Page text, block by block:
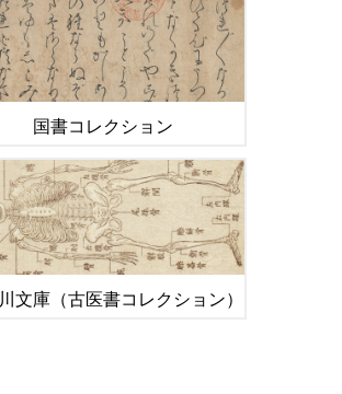
国書コレクション
文庫（古医書コレクション）